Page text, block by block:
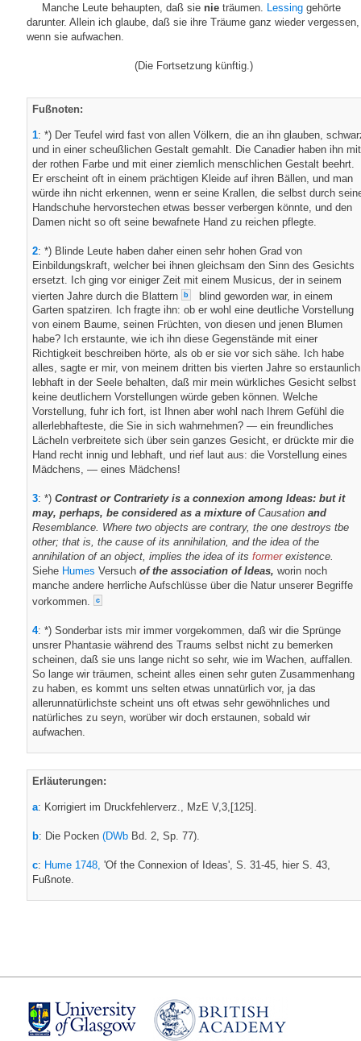
Manche Leute behaupten, daß sie nie träumen. Lessing gehörte
darunter. Allein ich glaube, daß sie ihre Träume ganz wieder vergessen,
wenn sie aufwachen.
(Die Fortsetzung künftig.)
Fußnoten:
1: *) Der Teufel wird fast von allen Völkern, die an ihn glauben,
und in einer scheußlichen Gestalt gemahlt. Die Canadier haben ihn mit
der rothen Farbe und mit einer ziemlich menschlichen Gestalt beehrt.
Er erscheint oft in einem prächtigen Kleide auf ihren Bällen, und man
würde ihn nicht erkennen, wenn er seine Krallen, die selbst durch
Handschuhe hervorstechen etwas besser verbergen könnte, und den
Damen nicht so oft seine bewafnete Hand zu reichen pflegte.
2: *) Blinde Leute haben daher einen sehr hohen Grad von
Einbildungskraft, welcher bei ihnen gleichsam den Sinn des Gesichts
ersetzt. Ich ging vor einiger Zeit mit einem Musicus, der in seinem
vierten Jahre durch die Blattern
b
blind geworden war, in einem
Garten spatziren. Ich fragte ihn: ob er wohl eine deutliche Vorstellung
von einem Baume, seinen Früchten, von diesen und jenen Blumen
habe? Ich erstaunte, wie ich ihn diese Gegenstände mit einer
Richtigkeit beschreiben hörte, als ob er sie vor sich sähe. Ich habe
alles, sagte er mir, von meinem dritten bis vierten Jahre so erstaunlich
lebhaft in der Seele behalten, daß mir mein würkliches Gesicht selbst
keine deutlichern Vorstellungen würde geben können. Welche
Vorstellung, fuhr ich fort, ist Ihnen aber wohl nach Ihrem Gefühl die
allerlebhafteste, die Sie in sich wahrnehmen? — ein freundliches
Lächeln verbreitete sich über sein ganzes Gesicht, er drückte mir die
Hand recht innig und lebhaft, und rief laut aus: die Vorstellung eines
Mädchens, — eines Mädchens!
3: *) Contrast or Contrariety is a connexion among Ideas: but it
may, perhaps, be considered as a mixture of Causation and
Resemblance. Where two objects are contrary, the one destroys tbe
other; that is, the cause of its annihilation, and the idea of the
annihilation of an object, implies the idea of its formerexistence.
Siehe Humes Versuch of the association of Ideas, worin noch
manche andere herrliche Aufschlüsse über die Natur unserer Begriffe
vorkommen.
c
4: *) Sonderbar ists mir immer vorgekommen, daß wir die Sprünge
unsrer Phantasie während des Traums selbst nicht zu bemerken
scheinen, daß sie uns lange nicht so sehr, wie im Wachen, auffallen.
So lange wir träumen, scheint alles einen sehr guten Zusammenhang
zu haben, es kommt uns selten etwas unnatürlich vor, ja das
allerunnatürlichste scheint uns oft etwas sehr gewöhnliches und
natürliches zu seyn, worüber wir doch erstaunen, sobald wir
aufwachen.
Erläuterungen:
a: Korrigiert im Druckfehlerverz., MzE V,3,[125].
b: Die Pocken (DWb Bd. 2, Sp. 77).
c: Hume 1748, 'Of the Connexion of Ideas', S. 31-45, hier S. 43,
Fußnote.